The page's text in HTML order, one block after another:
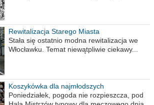
Rewitalizacja Starego Miasta
Stała się ostatnio modna rewitalizacja we
Włocławku. Temat niewątpliwie ciekawy...
Koszykówka dla najmłodszych
Poniedziałek, pogoda nie rozpieszcza, pod